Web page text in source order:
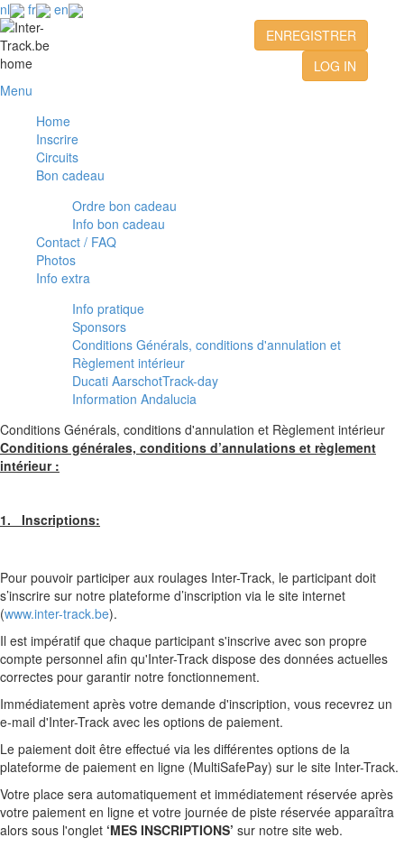
nl fr
en
ENREGISTRER
LOG IN
Menu
Home
Inscrire
Circuits
Bon cadeau
Ordre bon cadeau
Info bon cadeau
Contact / FAQ
Photos
Info extra
Info pratique
Sponsors
Conditions Générals, conditions d'annulation et
Règlement intérieur
Ducati AarschotTrack-day
Information Andalucia
Conditions Générals, conditions d'annulation et Règlement intérieur
Conditions générales, conditions d’annulations et règlement
intérieur :
1. Inscriptions:
Pour pouvoir participer aux roulages Inter-Track, le participant doit
s’inscrire sur notre plateforme d’inscription via le site internet
(www.inter-track.be).
Il est impératif que chaque participant s'inscrive avec son propre
compte personnel afin qu'Inter-Track dispose des données actuelles
correctes pour garantir notre fonctionnement.
Immédiatement après votre demande d'inscription, vous recevrez un
e-mail d'Inter-Track avec les options de paiement.
Le paiement doit être effectué via les différentes options de la
plateforme de paiement en ligne (MultiSafePay) sur le site Inter-Track.
Votre place sera automatiquement et immédiatement réservée après
votre paiement en ligne et votre journée de piste réservée apparaîtra
alors sous l'onglet ‘MES INSCRIPTIONS’ sur notre site web.